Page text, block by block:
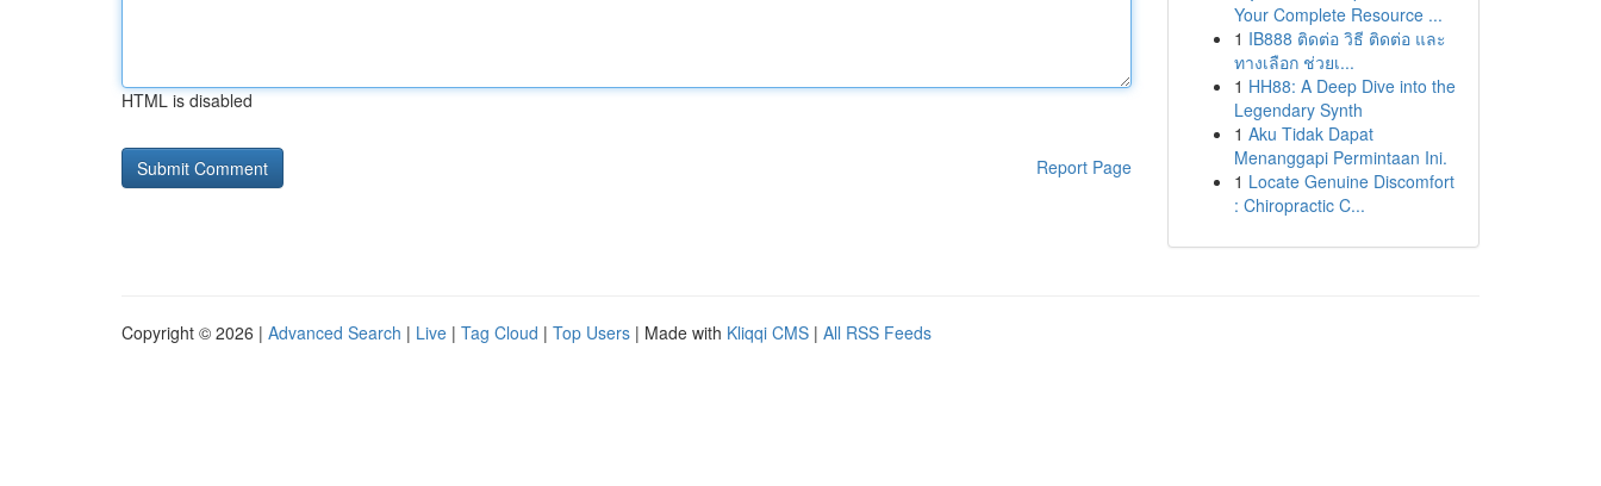
HTML is disabled
Report Page
Your Complete Resource ...
1 IB888 ติดต่อ วิธี ติดต่อ และ
ทางเลือก ช่วยเ...
1 HH88: A Deep Dive into the
Legendary Synth
1 Aku Tidak Dapat
Menanggapi Permintaan Ini.
1 Locate Genuine Discomfort
: Chiropractic C...
Copyright © 2026 | Advanced Search | Live | Tag Cloud | Top Users | Made with Kliqqi CMS | All RSS Feeds